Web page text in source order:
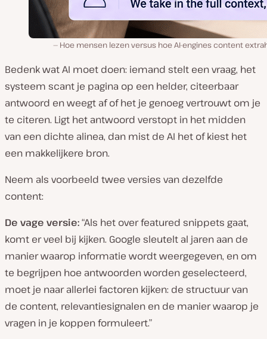
Hoe mensen lezen versus hoe AI-engines content
Bedenk wat AI moet doen: iemand stelt een vraag, het
systeem scant je pagina op een helder, citeerbaar
antwoord en weegt af of het je genoeg vertrouwt om je
te citeren. Ligt het antwoord verstopt in het midden
van een dichte alinea, dan mist de AI het of kiest het
een makkelijkere bron.
Neem als voorbeeld twee versies van dezelfde
content:
De vage versie:“Als het over featured snippets gaat,
komt er veel bij kijken. Google sleutelt al jaren aan de
manier waarop informatie wordt weergegeven, en om
te begrijpen hoe antwoorden worden geselecteerd,
moet je naar allerlei factoren kijken: de structuur van
de content, relevantiesignalen en de manier waarop je
vragen in je koppen formuleert.”